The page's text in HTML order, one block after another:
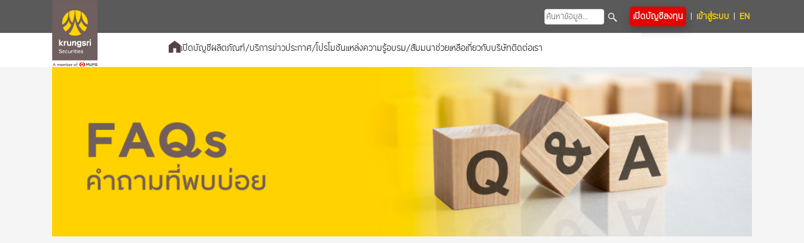
เปิดบัญชีลงทุน เข้าสู่ระบบ EN
เปิดบัญชีผลิตภัณฑ์/บริการข่าวประกาศ/โปรโมชันแหล่งความรู้อบรม/สัมมนาช่วยเหลือเกี่ยวกับบริษัทติดต่อเรา